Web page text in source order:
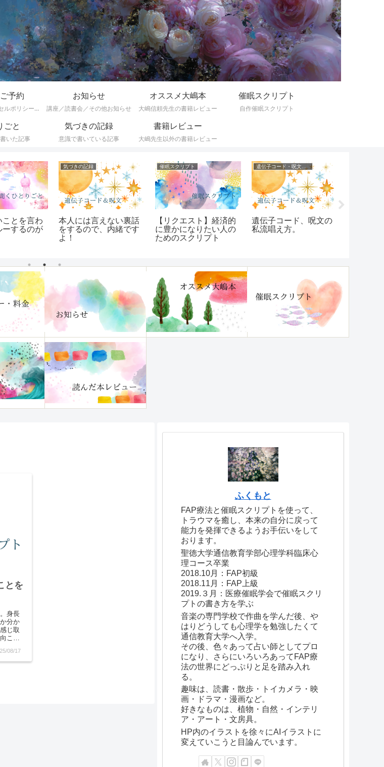
予約
口コミ、キャンセルポリシーなど
お知らせ
講座／読書会／その他お知らせ
オススメ大嶋本
大嶋信頼先生の書籍レビュー
催眠スクリプト
自作催眠スクリプト
ごと
いた記事
気づきの記録
意識で書いている記事
書籍レビュー
大嶋先生以外の書籍レビュー
とを言わ
するのが
気づきの記録
本人には言えない裏話
をするので、内緒です
よ！
催眠スクリプト
【リクエスト】経済的
に豊かになりたい人の
ためのスクリプト
遺伝子コード・呪文一覧
遺伝子コード、呪文の
私流唱え方。
とを
身長
分か
じ取
こう
08/17
ふくもと
FAP療法と催眠スクリプトを使って、
トラウマを癒し、本来の自分に戻って
能力を発揮できるようお手伝いをして
おります。
聖徳大学通信教育学部心理学科臨床心
理コース卒業
2018.10月：FAP初級
2018.11月：FAP上級
2019.３月：医療催眠学会で催眠スクリ
プトの書き方を学ぶ
音楽の専門学校で作曲を学んだ後、や
はりどうしても心理学を勉強したくて
通信教育大学へ入学。
その後、色々あって占い師としてプロ
になり、さらにいろいろあってFAP療
法の世界にどっぷりと足を踏み入れ
る。
趣味は、読書・散歩・トイカメラ・映
画・ドラマ・漫画など。
好きなものは、植物・自然・インテリ
ア・アート・文房具。
HP内のイラストを徐々にAIイラストに
変えていこうと目論んでいます。